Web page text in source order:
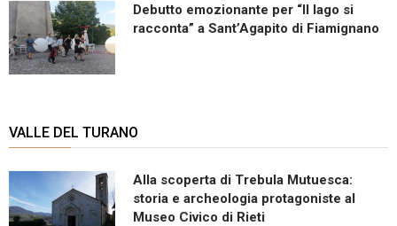
Debutto emozionante per “Il lago si
racconta” a Sant’Agapito di Fiamignano
VALLE DEL TURANO
Alla scoperta di Trebula Mutuesca:
storia e archeologia protagoniste al
Museo Civico di Rieti